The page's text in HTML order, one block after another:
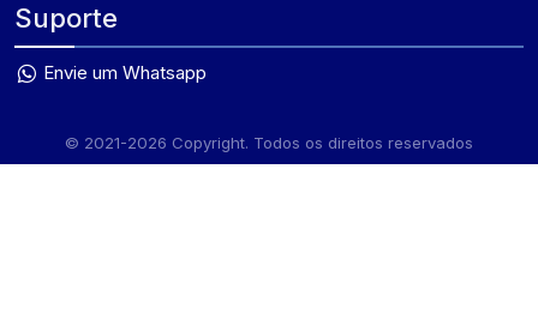
Suporte
Envie um Whatsapp
© 2021-2026 Copyright. Todos os direitos reservados